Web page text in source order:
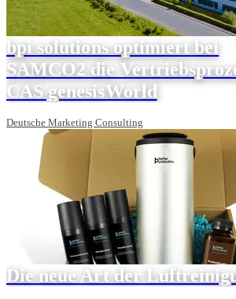
bpi solutions optimiert bei
SAMCO2 die
CAS genesisWorld
Deutsche Marketing Consulting
Die neue Art der